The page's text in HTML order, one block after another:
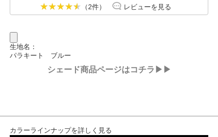
（2件） レビューを見る
生地名：
パラキート ブルー
シェード商品ページはコチラ▶▶
カラーラインナップを詳しく見る